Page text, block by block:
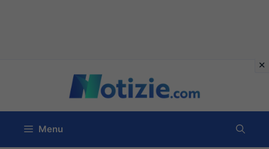
contenuto
Menu